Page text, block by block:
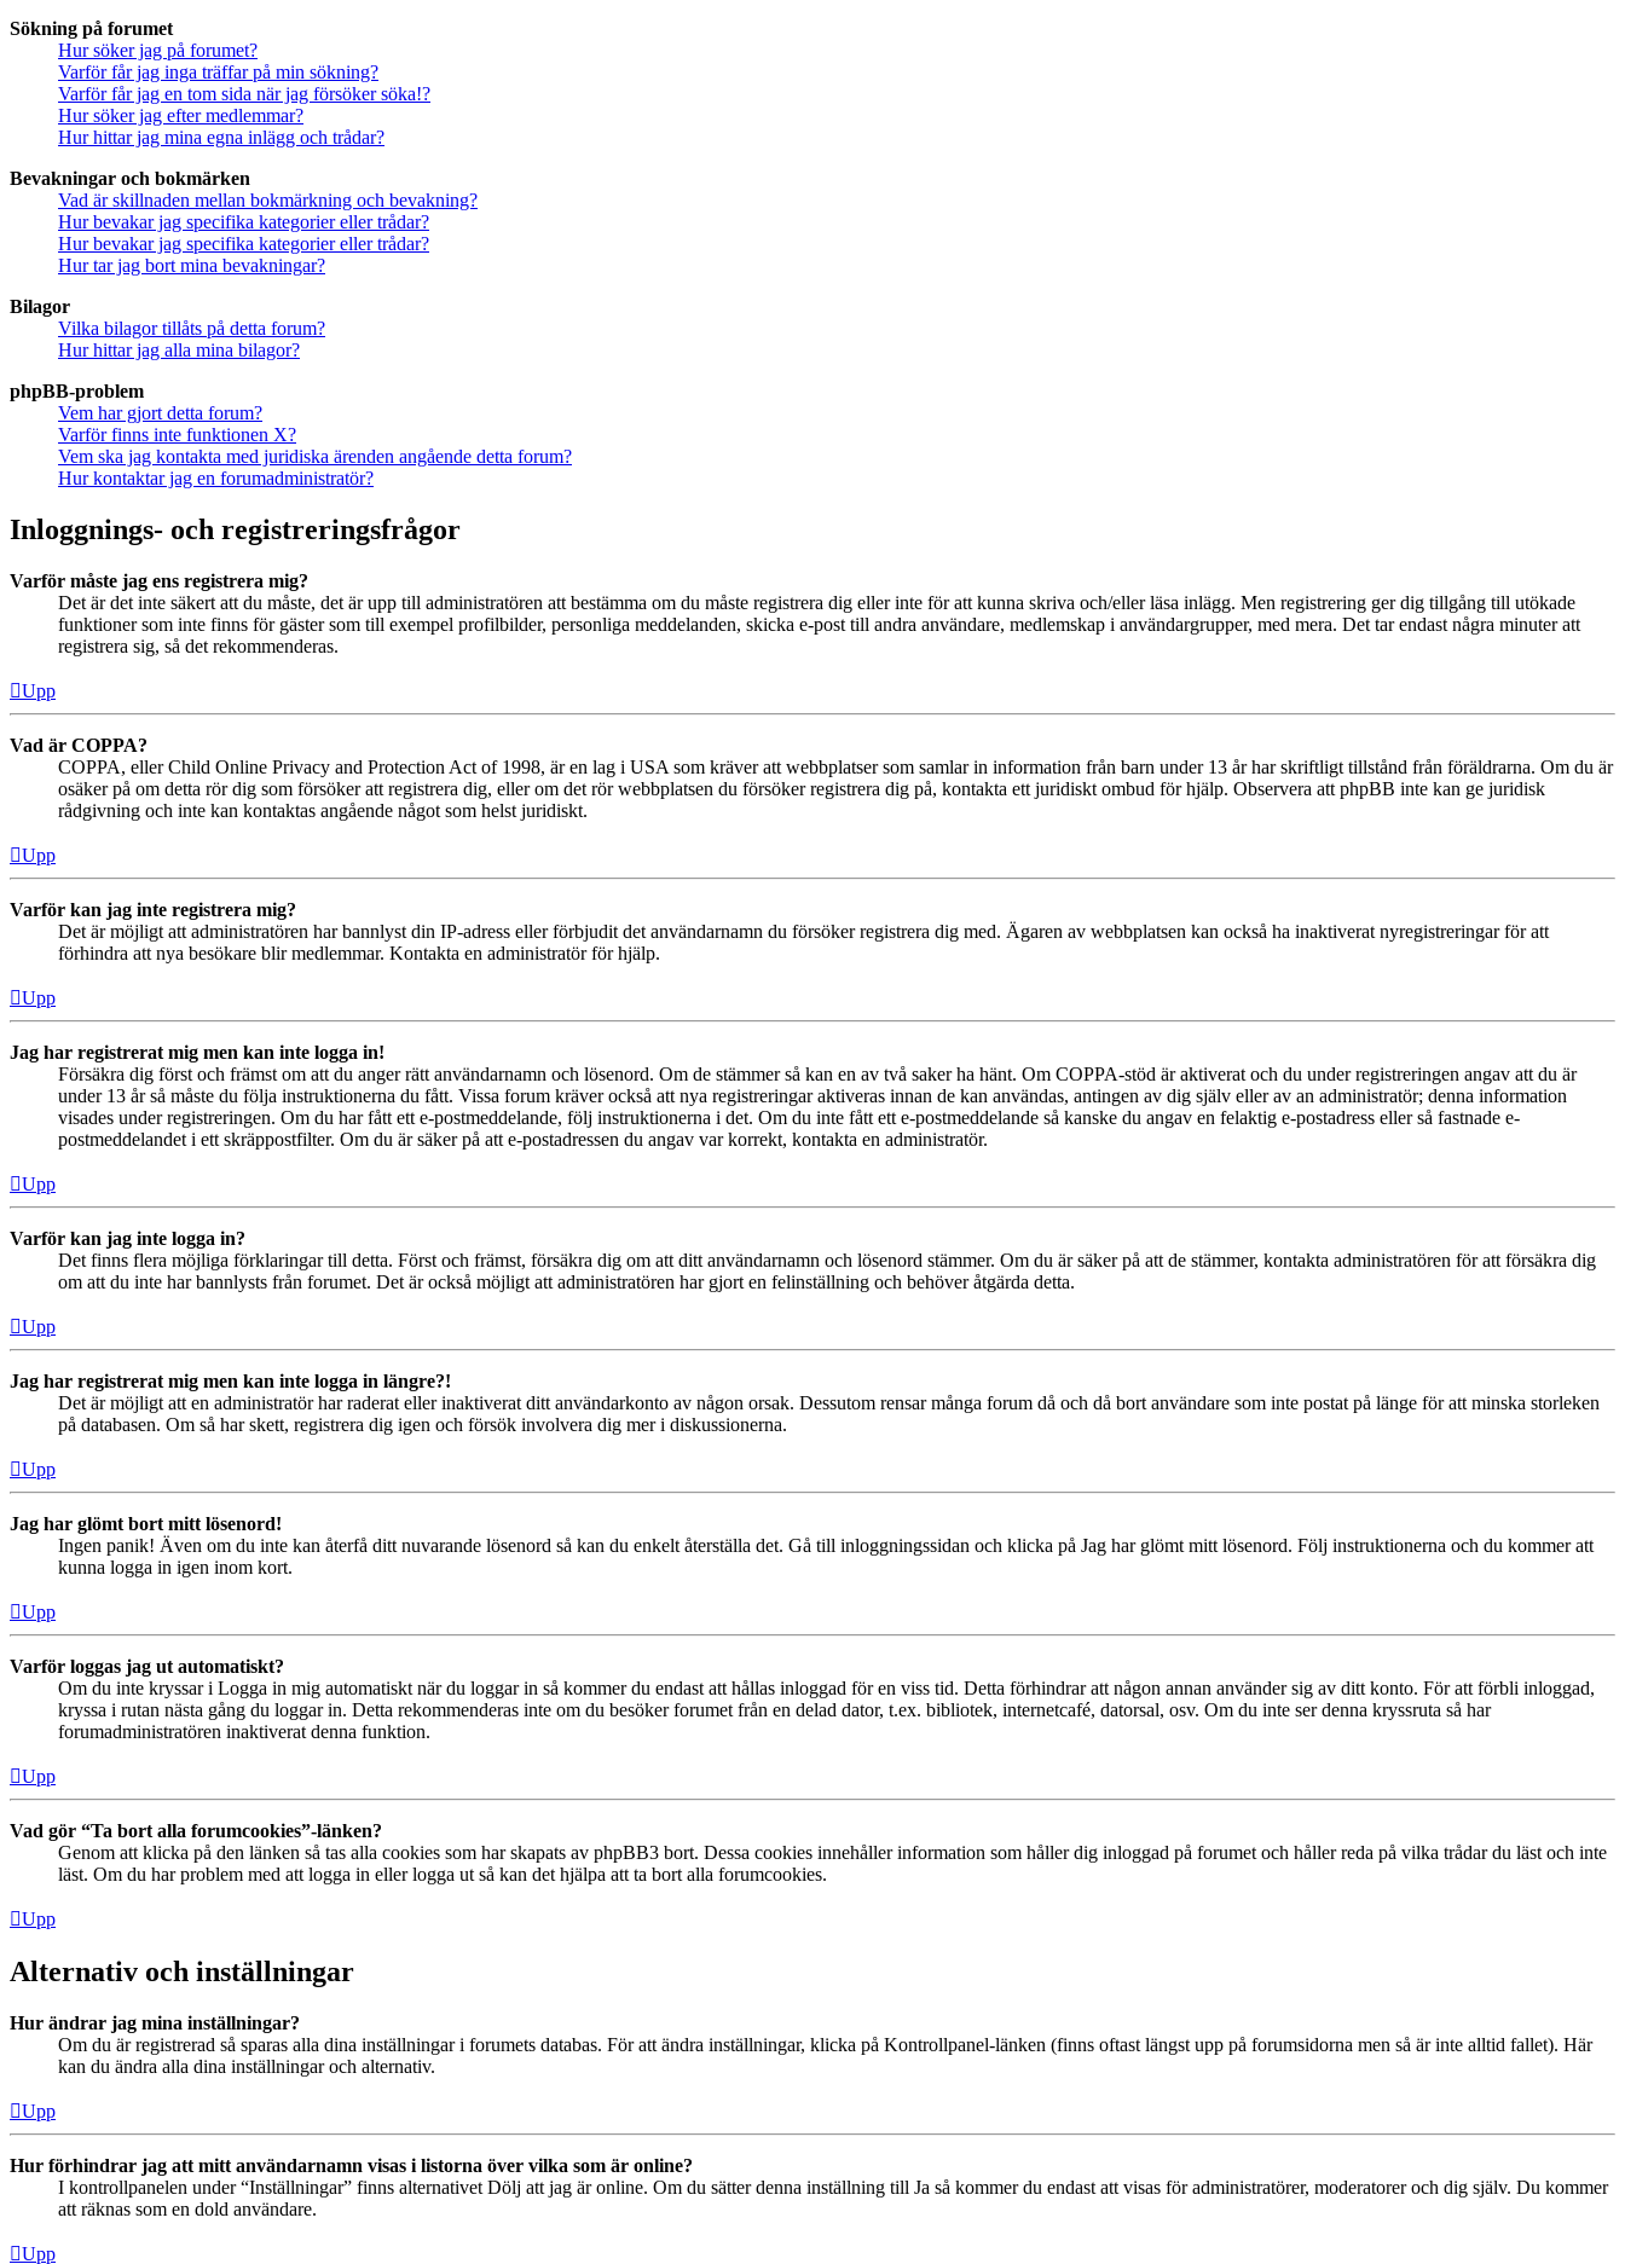
Sökning på forumet
Hur söker jag på forumet?
Varför får jag inga träffar på min sökning?
Varför får jag en tom sida när jag försöker söka!?
Hur söker jag efter medlemmar?
Hur hittar jag mina egna inlägg och trådar?
Bevakningar och bokmärken
Vad är skillnaden mellan bokmärkning och bevakning?
Hur bevakar jag specifika kategorier eller trådar?
Hur bevakar jag specifika kategorier eller trådar?
Hur tar jag bort mina bevakningar?
Bilagor
Vilka bilagor tillåts på detta forum?
Hur hittar jag alla mina bilagor?
phpBB-problem
Vem har gjort detta forum?
Varför finns inte funktionen X?
Vem ska jag kontakta med juridiska ärenden angående detta forum?
Hur kontaktar jag en forumadministratör?
Inloggnings- och registreringsfrågor
Varför måste jag ens registrera mig?
Det är det inte säkert att du måste, det är upp till administratören att bestämma om du måste registrera dig eller inte för att kunna skriva och/eller läsa inlägg. Men registrering ger dig tillgång till utökade
funktioner som inte finns för gäster som till exempel profilbilder, personliga meddelanden, skicka e-post till andra användare, medlemskap i användargrupper, med mera. Det tar endast några minuter att
registrera sig, så det rekommenderas.
Upp
Vad är COPPA?
COPPA, eller Child Online Privacy and Protection Act of 1998, är en lag i USA som kräver att webbplatser som samlar in information från barn under 13 år har skriftligt tillstånd från föräldrarna. Om du är
osäker på om detta rör dig som försöker att registrera dig, eller om det rör webbplatsen du försöker registrera dig på, kontakta ett juridiskt ombud för hjälp. Observera att phpBB inte kan ge juridisk
rådgivning och inte kan kontaktas angående något som helst juridiskt.
Upp
Varför kan jag inte registrera mig?
Det är möjligt att administratören har bannlyst din IP-adress eller förbjudit det användarnamn du försöker registrera dig med. Ägaren av webbplatsen kan också ha inaktiverat nyregistreringar för att
förhindra att nya besökare blir medlemmar. Kontakta en administratör för hjälp.
Upp
Jag har registrerat mig men kan inte logga in!
Försäkra dig först och främst om att du anger rätt användarnamn och lösenord. Om de stämmer så kan en av två saker ha hänt. Om COPPA-stöd är aktiverat och du under registreringen angav att du är
under 13 år så måste du följa instruktionerna du fått. Vissa forum kräver också att nya registreringar aktiveras innan de kan användas, antingen av dig själv eller av an administratör; denna information
visades under registreringen. Om du har fått ett e-postmeddelande, följ instruktionerna i det. Om du inte fått ett e-postmeddelande så kanske du angav en felaktig e-postadress eller så fastnade e-
postmeddelandet i ett skräppostfilter. Om du är säker på att e-postadressen du angav var korrekt, kontakta en administratör.
Upp
Varför kan jag inte logga in?
Det finns flera möjliga förklaringar till detta. Först och främst, försäkra dig om att ditt användarnamn och lösenord stämmer. Om du är säker på att de stämmer, kontakta administratören för att försäkra dig
om att du inte har bannlysts från forumet. Det är också möjligt att administratören har gjort en felinställning och behöver åtgärda detta.
Upp
Jag har registrerat mig men kan inte logga in längre?!
Det är möjligt att en administratör har raderat eller inaktiverat ditt användarkonto av någon orsak. Dessutom rensar många forum då och då bort användare som inte postat på länge för att minska storleken
på databasen. Om så har skett, registrera dig igen och försök involvera dig mer i diskussionerna.
Upp
Jag har glömt bort mitt lösenord!
Ingen panik! Även om du inte kan återfå ditt nuvarande lösenord så kan du enkelt återställa det. Gå till inloggningssidan och klicka på Jag har glömt mitt lösenord. Följ instruktionerna och du kommer att
kunna logga in igen inom kort.
Upp
Varför loggas jag ut automatiskt?
Om du inte kryssar i Logga in mig automatiskt när du loggar in så kommer du endast att hållas inloggad för en viss tid. Detta förhindrar att någon annan använder sig av ditt konto. För att förbli inloggad,
kryssa i rutan nästa gång du loggar in. Detta rekommenderas inte om du besöker forumet från en delad dator, t.ex. bibliotek, internetcafé, datorsal, osv. Om du inte ser denna kryssruta så har
forumadministratören inaktiverat denna funktion.
Upp
Vad gör “Ta bort alla forumcookies”-länken?
Genom att klicka på den länken så tas alla cookies som har skapats av phpBB3 bort. Dessa cookies innehåller information som håller dig inloggad på forumet och håller reda på vilka trådar du läst och inte
läst. Om du har problem med att logga in eller logga ut så kan det hjälpa att ta bort alla forumcookies.
Upp
Alternativ och inställningar
Hur ändrar jag mina inställningar?
Om du är registrerad så sparas alla dina inställningar i forumets databas. För att ändra inställningar, klicka på Kontrollpanel-länken (finns oftast längst upp på forumsidorna men så är inte alltid fallet). Här
kan du ändra alla dina inställningar och alternativ.
Upp
Hur förhindrar jag att mitt användarnamn visas i listorna över vilka som är online?
I kontrollpanelen under “Inställningar” finns alternativet Dölj att jag är online. Om du sätter denna inställning till Ja så kommer du endast att visas för administratörer, moderatorer och dig själv. Du kommer
att räknas som en dold användare.
Upp